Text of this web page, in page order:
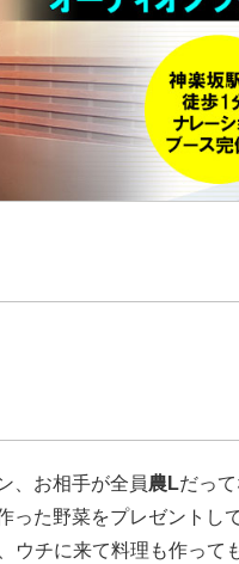
、お相手が全員農Lだって
た野菜をプレゼントし
ウチに来て料理も作って